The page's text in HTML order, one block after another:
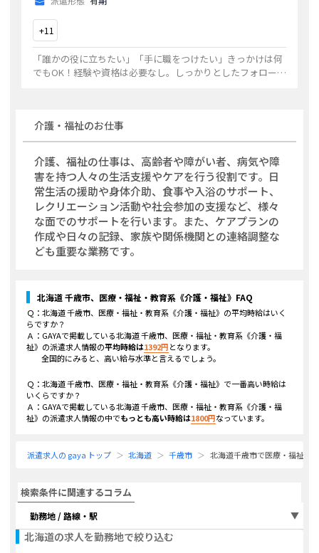
+11
「誰かの役に立ちたい」「手に職をつけたい」きっかけは何
でもOK！経験や資格は必要なし。しっかりとしたフォロー
介護・福祉のお仕事
介護、福祉の仕事は、高齢者や障がい者、病気や障
害を持つ人々の生活支援やケアを行う役割です。日
常生活の援助や身体介助、食事や入浴のサポート、
レクリエーション活動や社会参加の支援など、様々
な面でのサポートを行います。また、ケアプランの
作成や日々の記録、家族や関係機関との連絡調整な
ども重要な業務です。
北海道 千歳市、医療・福祉・教育系《介護・福祉》 FAQ
Ｑ： 北海道 千歳市、医療・福祉・教育系《介護・福祉》 の平均時給はいく
らですか？
Ａ：GAYAで掲載している北海道 千歳市、医療・福祉・教育系《介護・福
祉》 の派遣求人情報の平均時給は1392円となります。
全国的にみると、高い給与水準と言えるでしょう。
Ｑ： 北海道 千歳市、医療・福祉・教育系《介護・福祉》 で一番高い時給は
いくらですか？
Ａ：GAYAで掲載している北海道 千歳市、医療・福祉・教育系《介護・福
祉》 の派遣求人情報の中でもっとも高い時給は1800円なっています。
派遣求人の gaya トップ 北海道 千歳市 北海道千歳市で医療・福祉・
検索条件に関連するコラム
勤務地 / 路線・駅
北海道の求人を勤務地で絞り込む